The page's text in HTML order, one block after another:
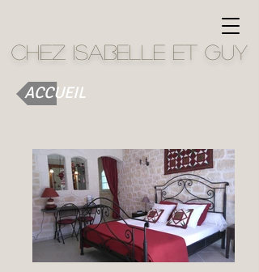
Chez Isabelle et GuY
ACCUEIL